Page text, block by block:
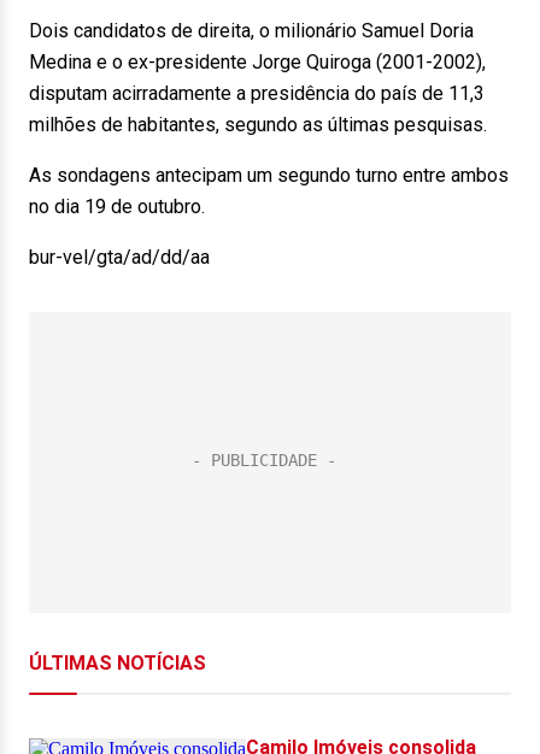
Dois candidatos de direita, o milionário Samuel Doria
Medina e o ex-presidente Jorge Quiroga (2001-2002),
disputam acirradamente a presidência do país de 11,3
milhões de habitantes, segundo as últimas pesquisas.
As sondagens antecipam um segundo turno entre ambos
no dia 19 de outubro.
bur-vel/gta/ad/dd/aa